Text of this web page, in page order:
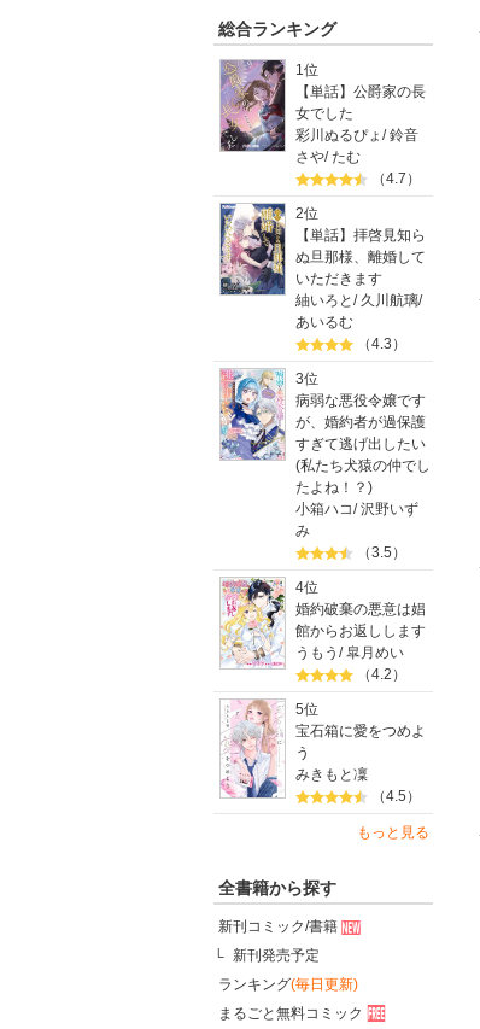
総合ランキング
1位
【単話】公爵家の長
女でした
彩川ぬるぴょ /鈴音
さや/たむ
（4.7）
2位
【単話】拝啓見知ら
ぬ旦那様、離婚して
いただきます
紬いろと / 久川航璃/
あいるむ
（4.3）
3位
病弱な悪役令嬢です
が、婚約者が過保護
すぎて逃げ出したい
(私たち犬猿の仲でし
たよね！？)
小箱ハコ/沢野いず
み
（3.5）
4位
婚約破棄の悪意は娼
館からお返しします
うもう /皐月めい
（4.2）
5位
宝石箱に愛をつめよ
う
みきもと凜
（4.5）
もっと見る
全書籍から探す
新刊コミック/書籍
新刊発売予定
ランキング(毎日更新)
まるごと無料コミック